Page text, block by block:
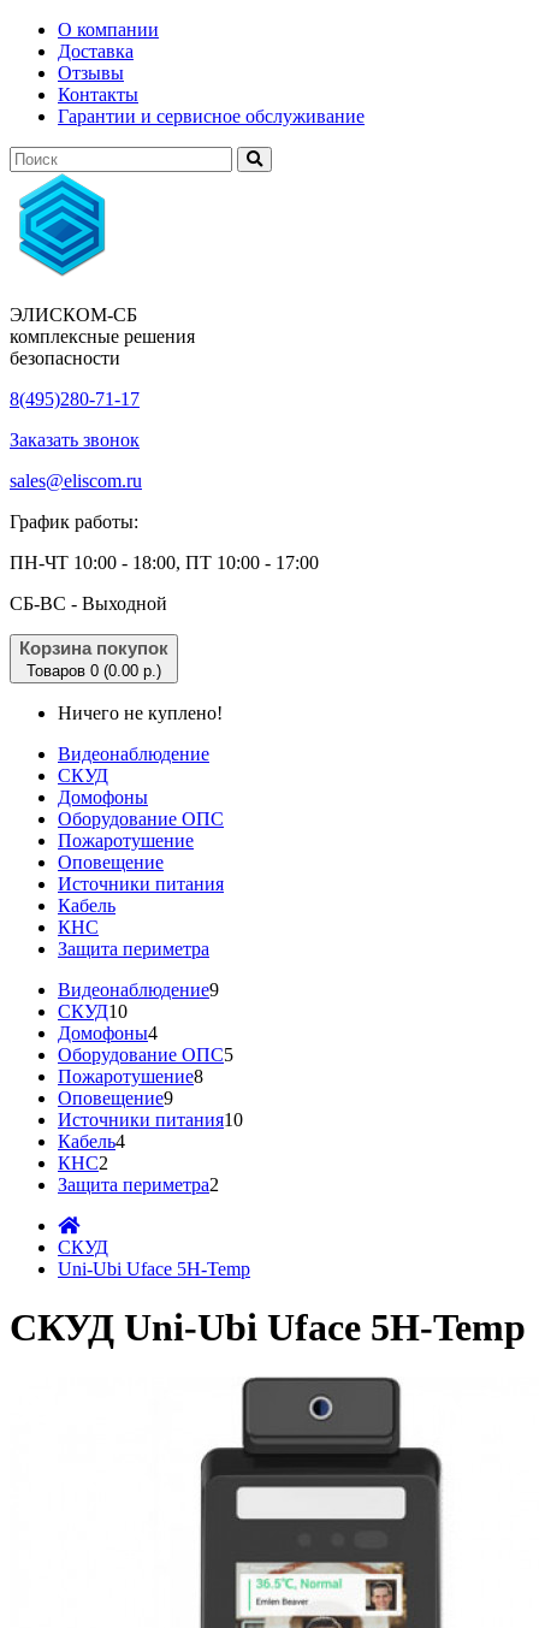
О компании
Доставка
Отзывы
Контакты
Гарантии и сервисное обслуживание
ЭЛИСКОМ-СБ
комплексные решения
безопасности
8(495)280-71-17
Заказать звонок
sales@eliscom.ru
График работы:
ПН-ЧТ 10:00 - 18:00, ПТ 10:00 - 17:00
CБ-ВС - Выходной
Корзина покупок
Товаров 0 (0.00 р.)
Ничего не куплено!
Видеонаблюдение
СКУД
Домофоны
Оборудование ОПС
Пожаротушение
Оповещение
Источники питания
Кабель
КНС
Защита периметра
Видеонаблюдение9
СКУД10
Домофоны4
Оборудование ОПС5
Пожаротушение8
Оповещение9
Источники питания10
Кабель4
КНС2
Защита периметра2
СКУД
Uni-Ubi Uface 5H-Temp
СКУД Uni-Ubi Uface 5H-Temp